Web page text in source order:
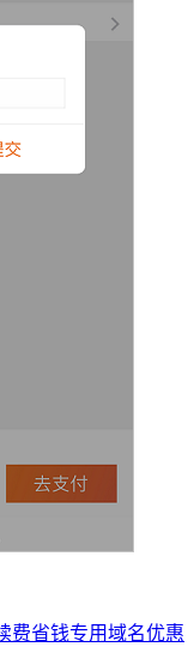
费省钱专用域名优惠